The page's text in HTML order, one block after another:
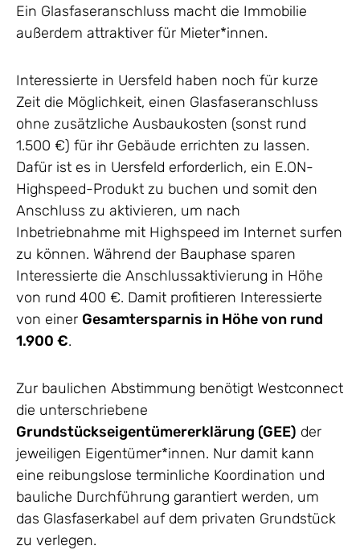
Ein Glasfaseranschluss macht die Immobilie
außerdem attraktiver für Mieter*innen.
Interessierte in Uersfeld haben noch für kurze
Zeit die Möglichkeit, einen Glasfaseranschluss
ohne zusätzliche Ausbaukosten (sonst rund
1.500 €) für ihr Gebäude errichten zu lassen.
Dafür ist es in Uersfeld erforderlich, ein E.ON-
Highspeed-Produkt zu buchen und somit den
Anschluss zu aktivieren, um nach
Inbetriebnahme mit Highspeed im Internet surfen
zu können. Während der Bauphase sparen
Interessierte die Anschlussaktivierung in Höhe
von rund 400 €. Damit profitieren Interessierte
von einer Gesamtersparnis in Höhe von rund
1.900 €.
Zur baulichen Abstimmung benötigt Westconnect
die unterschriebene
Grundstückseigentümererklärung (GEE) der
jeweiligen Eigentümer*innen. Nur damit kann
eine reibungslose terminliche Koordination und
bauliche Durchführung garantiert werden, um
das Glasfaserkabel auf dem privaten Grundstück
zu verlegen.